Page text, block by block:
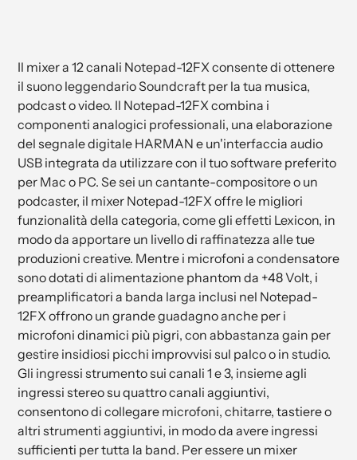
Il mixer a 12 canali Notepad-12FX consente di ottenere
il suono leggendario Soundcraft per la tua musica,
podcast o video. Il Notepad-12FX combina i
componenti analogici professionali, una elaborazione
del segnale digitale HARMAN e un'interfaccia audio
USB integrata da utilizzare con il tuo software preferito
per Mac o PC. Se sei un cantante-compositore o un
podcaster, il mixer Notepad-12FX offre le migliori
funzionalità della categoria, come gli effetti Lexicon, in
modo da apportare un livello di raffinatezza alle tue
produzioni creative. Mentre i microfoni a condensatore
sono dotati di alimentazione phantom da +48 Volt, i
preamplificatori a banda larga inclusi nel Notepad-
12FX offrono un grande guadagno anche per i
microfoni dinamici più pigri, con abbastanza gain per
gestire insidiosi picchi improvvisi sul palco o in studio.
Gli ingressi strumento sui canali 1 e 3, insieme agli
ingressi stereo su quattro canali aggiuntivi,
consentono di collegare microfoni, chitarre, tastiere o
altri strumenti aggiuntivi, in modo da avere ingressi
sufficienti per tutta la band. Per essere un mixer